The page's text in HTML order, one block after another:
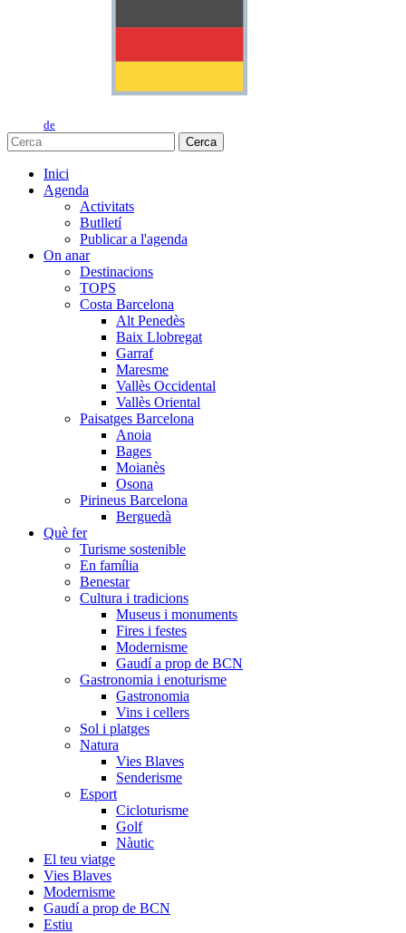
de
Cerca
Inici
Agenda
Activitats
Butlletí
Publicar a l'agenda
On anar
Destinacions
TOPS
Costa Barcelona
Alt Penedès
Baix Llobregat
Garraf
Maresme
Vallès Occidental
Vallès Oriental
Paisatges Barcelona
Anoia
Bages
Moianès
Osona
Pirineus Barcelona
Berguedà
Què fer
Turisme sostenible
En família
Benestar
Cultura i tradicions
Museus i monuments
Fires i festes
Modernisme
Gaudí a prop de BCN
Gastronomia i enoturisme
Gastronomia
Vins i cellers
Sol i platges
Natura
Vies Blaves
Senderisme
Esport
Cicloturisme
Golf
Nàutic
El teu viatge
Vies Blaves
Modernisme
Gaudí a prop de BCN
Estiu